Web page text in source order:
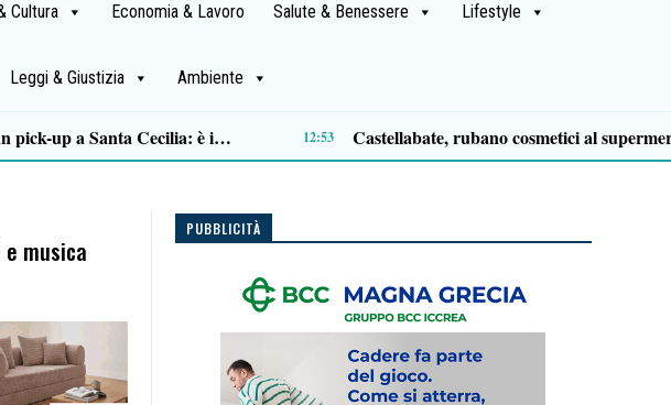
Cultura Economia & Lavoro Salute & Benessere Lifestyle
Leggi & Giustizia Ambiente
19:20 Sapri, successo per “The Angel Voices in Gospel”: il lungomare si accende di musica e applausi 19:08
musica
PUBBLICITÀ